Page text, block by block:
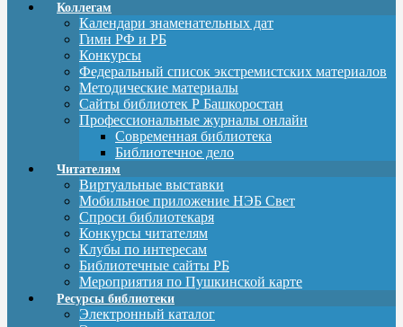
Коллегам
Календари знаменательных дат
Гимн РФ и РБ
Конкурсы
Федеральный список экстремистских материалов
Методические материалы
Сайты библиотек Р Башкоростан
Профессиональные журналы онлайн
Современная библиотека
Библиотечное дело
Читателям
Виртуальные выставки
Мобильное приложение НЭБ Свет
Спроси библиотекаря
Конкурсы читателям
Клубы по интересам
Библиотечные сайты РБ
Мероприятия по Пушкинской карте
Ресурсы библиотеки
Электронный каталог